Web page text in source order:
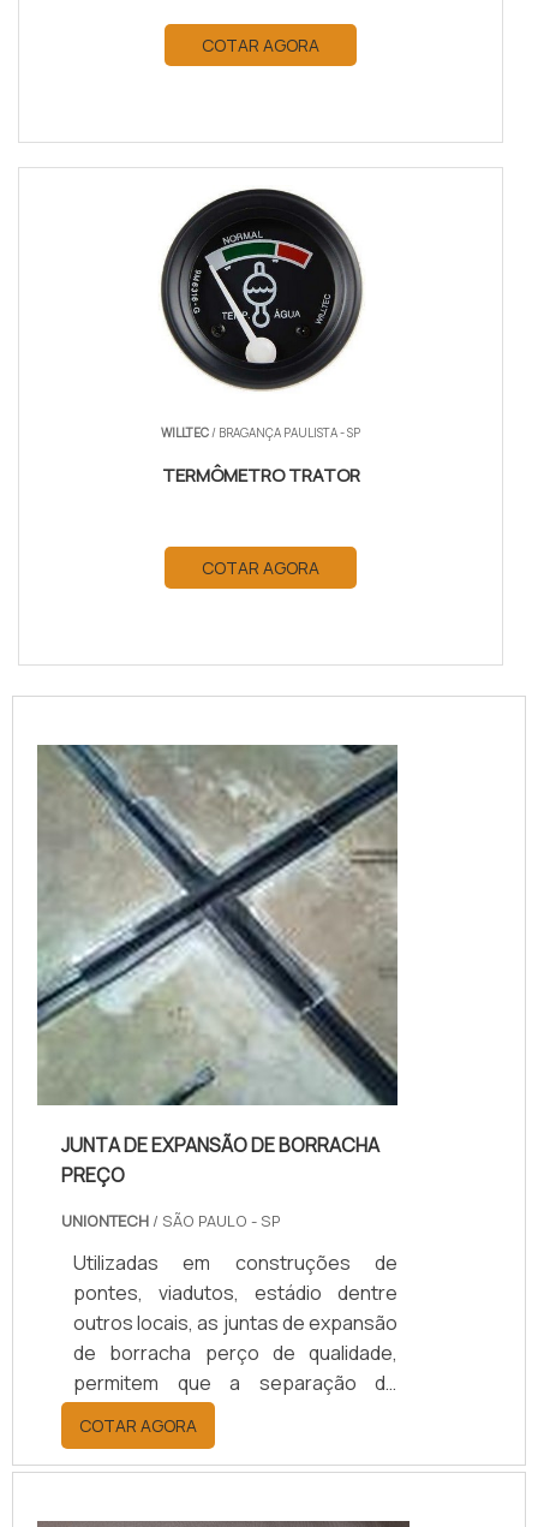
COTAR AGORA
WILLTEC/ BRAGANÇA PAULISTA - SP
TERMÔMETRO TRATOR
COTAR AGORA
JUNTA DE EXPANSÃO DE BORRACHA
PREÇO
UNIONTECH / SÃO PAULO - SP
Utilizadas em construções de
pontes, viadutos, estádio dentre
outros locais, as juntas de expansão
de borracha perço de qualidade,
permitem que a separação de
placas dessas estruturas se
movimentem sem que haja um atrito
de forças causando fissuras e
COTAR AGORA